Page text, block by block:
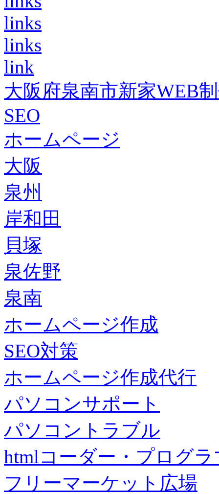
links
links
link
大阪府泉南市新家WEB
SEO
ホームページ
大阪
泉州
岸和田
貝塚
泉佐野
泉南
ホームページ作成
SEO対策
ホームページ作成代行
パソコンサポート
パソコントラブル
htmlコーダー・プログラ
フリーマーケット広場